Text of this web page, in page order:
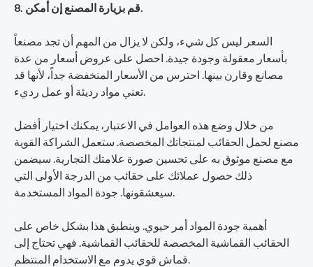
8. قم بزيارة المصنع إن أمكن.
السعر ليس كل شيء، ولكن لا يزال من المهم أن تجد مصنعاً
بأسعار معقولة وجودة جيدة. احصل على عروض أسعار من عدة
مصانع وقارن بينها. احترس من الأسعار المنخفضة جداً، لأنها قد
تعني مواد رديئة أو عمل رديء.
من خلال وضع هذه العوامل في الاعتبار، يمكنك اختيار أفضل
مصنع لحمل الحقائب لمنتجاتك المخصصة. ستعمل الشراكة القوية
مع مصنع موثوق به على تحسين صورة علامتك التجارية. سيضمن
ذلك حصول عملائك على حقائب من الدرجة الأولى التي
سيعشقونها. جودة المواد المستخدمة.
أهمية جودة المواد أمر حيوي. وينطبق هذا بشكل خاص على
الحقائب القماشية المخصصة للحقائب القماشية. فهي تحتاج إلى
قماش قوي يدوم مع الاستخدام المنتظم.